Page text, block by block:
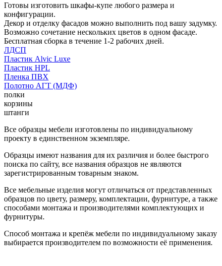
Готовы изготовить шкафы-купе любого размера и
конфигурации.
Декор и отделку фасадов можно выполнить под вашу задумку.
Возможно сочетание нескольких цветов в одном фасаде.
Бесплатная сборка в течение 1-2 рабочих дней.
ЛДСП
Пластик Alvic Luxe
Пластик HPL
Пленка ПВХ
Полотно АГТ (МДФ)
полки
корзины
штанги
Все образцы мебели изготовлены по индивидуальному
проекту в единственном экземпляре.
Образцы имеют названия для их различия и более быстрого
поиска по сайту, все названия образцов не являются
зарегистрированным товарным знаком.
Все мебельные изделия могут отличаться от представленных
образцов по цвету, размеру, комплектации, фурнитуре, а также
способами монтажа и производителями комплектующих и
фурнитуры.
Способ монтажа и крепёж мебели по индивидуальному заказу
выбирается производителем по возможности её применения.